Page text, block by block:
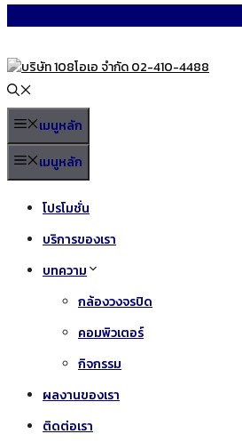
to
content
เมนูหลัก
เมนูหลัก
โปรโมชั่น
บริการของเรา
บทความ
กล้องวงจรปิด
คอมพิวเตอร์
กิจกรรม
ผลงานของเรา
ติดต่อเรา